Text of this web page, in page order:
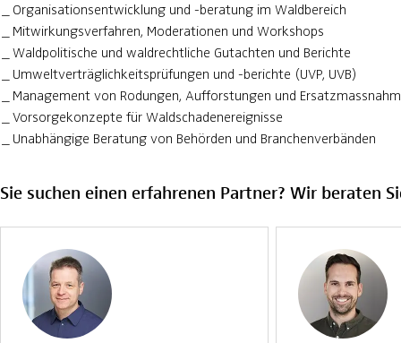
Organisationsentwicklung und -beratung im Waldbereich
Mitwirkungsverfahren, Moderationen und Workshops
Waldpolitische und waldrechtliche Gutachten und Berichte
Umweltverträglichkeitsprüfungen und -berichte (UVP, UVB)
Management von Rodungen, Aufforstungen und
Vorsorgekonzepte für Waldschadenereignisse
Unabhängige Beratung von Behörden und Branchenverbänden
Sie suchen einen erfahrenen Partner? Wir beraten